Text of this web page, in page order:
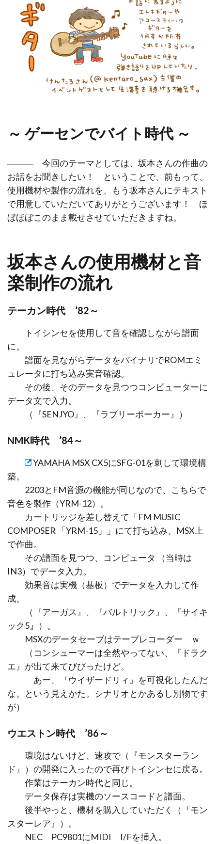
～ ゲーセンでバイト時代 ～
―――今回のテーマとしては、坂本さんの作曲の
お話をお聞きしたい！ ということで、前もって、
使用機材や製作の流れを、もう坂本さんにテキスト
で用意していただいてありがとうございます！ ほ
ぼほぼこのまま載せさせていただきますね。
坂本さんの使用機材と音
楽制作の流れ
テーカン時代 ’82～
トイシンセを使用して音を確認しながら譜面
に。
譜面を見ながらデータをバイナリでROMエミ
ュレータに打ち込み実音確認。
その後、そのデータを見つつコンピューターに
データ文で入力。
（『SENJYO』、『ラブリーポーカー』）
NMK時代 ’84～
YAMAHA MSX CX5にSFG-01を刺して環境構
築。
2203とFM音源の機能が同じなので、こちらで
音色を製作（YRM-12）。
カートリッジを差し替えて「FM MUSIC
COMPOSER 「YRM-15」」にて打ち込み、MSX上
で作曲。
その譜面を見つつ、コンピュータ （当時は
IN3）でデータ入力。
効果音は実機（基板）でデータを入力して作
成。
（『アーガス』、『バルトリック』、『サイキ
ック5』）。
MSXのデータセーブはテープレコーダー ｗ
（コンシューマーは全然やってない、『ドラク
エ』が出て来てびびったけど。
あー、『ウイザードリィ』を可視化したんだ
な。という見えかた。シナリオとかあるし別物です
が）
ウエストン時代 ’86～
環境はないけど、速攻で（『モンスターラン
ド』）の開発に入ったので再びトイシンセに戻る。
作業はテーカン時代と同じ。
データ保存は実機のソースコードと譜面。
後半やっと、機材を購入していただく（『モン
スターレア』）。
NEC PC9801にMIDI I/Fを挿入。